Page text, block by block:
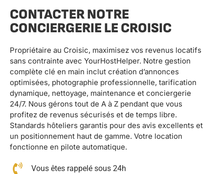
CONTACTER NOTRE
CONCIERGERIE LE CROISIC
Propriétaire au Croisic, maximisez vos revenus locatifs
sans contrainte avec YourHostHelper. Notre gestion
complète clé en main inclut création d’annonces
optimisées, photographie professionnelle, tarification
dynamique, nettoyage, maintenance et conciergerie
24/7. Nous gérons tout de A à Z pendant que vous
profitez de revenus sécurisés et de temps libre.
Standards hôteliers garantis pour des avis excellents et
un positionnement haut de gamme. Votre location
fonctionne en pilote automatique.
Vous êtes rappelé sous 24h